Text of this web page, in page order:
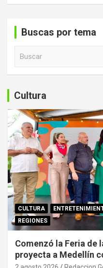
Buscas por tema
a
r
Cultura
CULTURA
REGIONES
Comenzó la Feria de
proyecta a Medellín